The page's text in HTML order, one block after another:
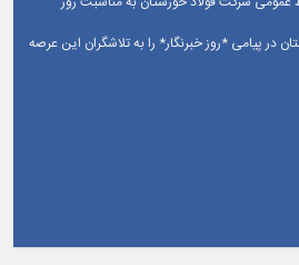
در پیامی *روز خبرنگار* را به تلاشگران این عرصه